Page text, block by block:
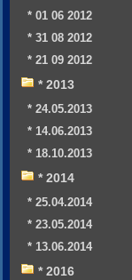
* 01 06 2012
* 31 08 2012
* 21 09 2012
* 2013
* 24.05.2013
* 14.06.2013
* 18.10.2013
* 2014
* 25.04.2014
* 23.05.2014
* 13.06.2014
* 2016